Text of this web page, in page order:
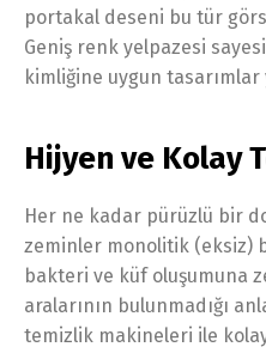
portakal deseni bu tür
Geniş renk yelpazesi
kimliğine uygun tasarımlar
Hijyen ve Kolay
Her ne kadar pürüzlü bir
zeminler monolitik (eksiz)
bakteri ve küf oluşumuna
aralarının bulunmadığı
temizlik makineleri ile